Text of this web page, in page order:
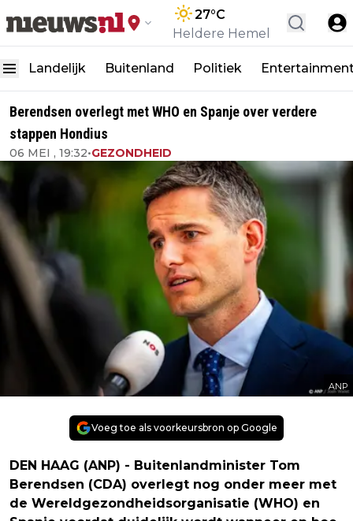
27°C
Heldere Hemel
Landelijk Buitenland Politiek
Berendsen overlegt met WHO en Spanje over verdere
stappen Hondius
06 MEI , 19:32•GEZONDHEID
ANP
Voeg toe als voorkeursbron op Google
DEN HAAG (ANP) - Buitenlandminister Tom
Berendsen (CDA) overlegt nog onder meer met
de Wereldgezondheidsorganisatie (WHO) en